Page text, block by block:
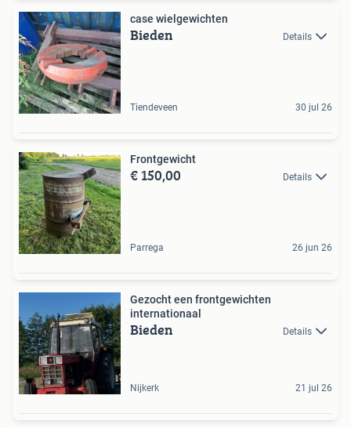
case wielgewichten
Bieden Details
Tiendeveen 30 jul 26
Frontgewicht
€ 150,00 Details
Parrega 26 jun 26
Gezocht een frontgewichten
internationaal
Bieden Details
Nijkerk 21 jul 26